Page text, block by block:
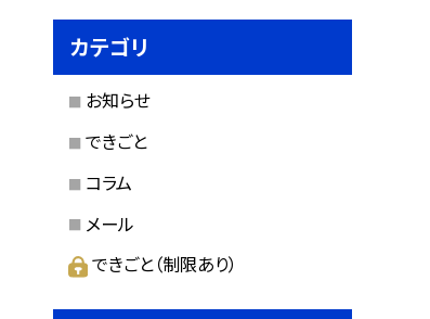
カテゴリ
お知らせ
できごと
コラム
メール
できごと（制限あり）